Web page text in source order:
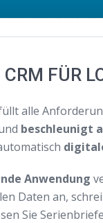
CRM FÜR
alle
beschleunigt
Anwendung
Daten an,
Sie